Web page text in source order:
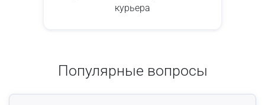
курьера
Популярные вопросы